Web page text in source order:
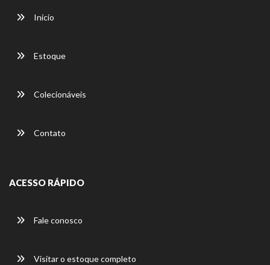
Início
Estoque
Colecionáveis
Contato
ACESSO RÁPIDO
Fale conosco
Visitar o estoque completo